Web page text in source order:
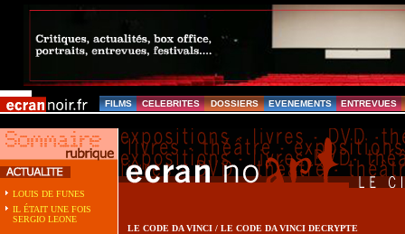
FILMS CELEBRITES DOSSIERS EVENEMENTS ENTREVUES
LOUIS DE FUNES
IL ÉTAIT UNE FOIS
SERGIO LEONE
LE CODE DA VINCI / LE CODE DA VINCI DECRYPTE